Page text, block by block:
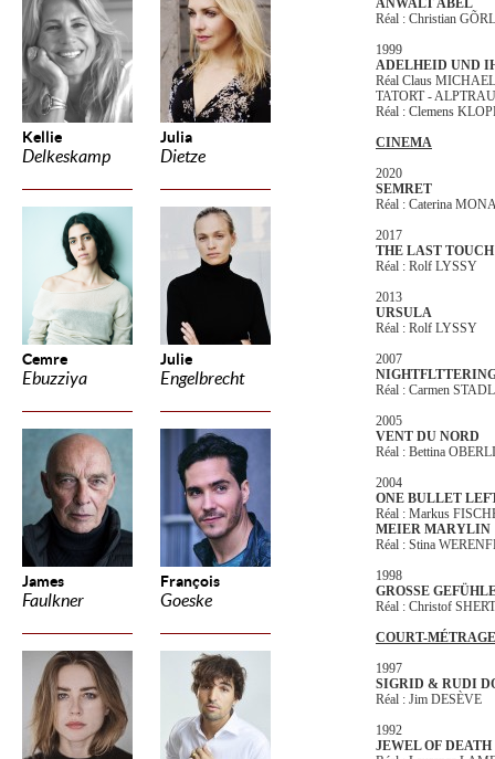
Kellie
Delkeskamp
Julia
Dietze
Cemre
Ebuzziya
Julie
Engelbrecht
James
Faulkner
François
Goeske
ANWALT ABEL
Réal : Christian
1999
ADELHEID UND
Réal Claus MICHAEL
TATORT -
Réal : Clemens
CINEMA
2020
SEMRET
Réal : Caterina
2017
THE LAST TOUCH
Réal : Rolf LYSSY
2013
URSULA
Réal : Rolf LYSSY
2007
Réal : Carmen
2005
VENT DU NORD
Réal : Bettina OBERLI
2004
ONE BULLET
Réal : Markus
MEIER MARYLIN
Réal : Stina
1998
GROSSE
Réal : Christof
COURT-MÉTRAGE
1997
SIGRID & RUDI
Réal : Jim DESÈVE
1992
JEWEL OF DEATH